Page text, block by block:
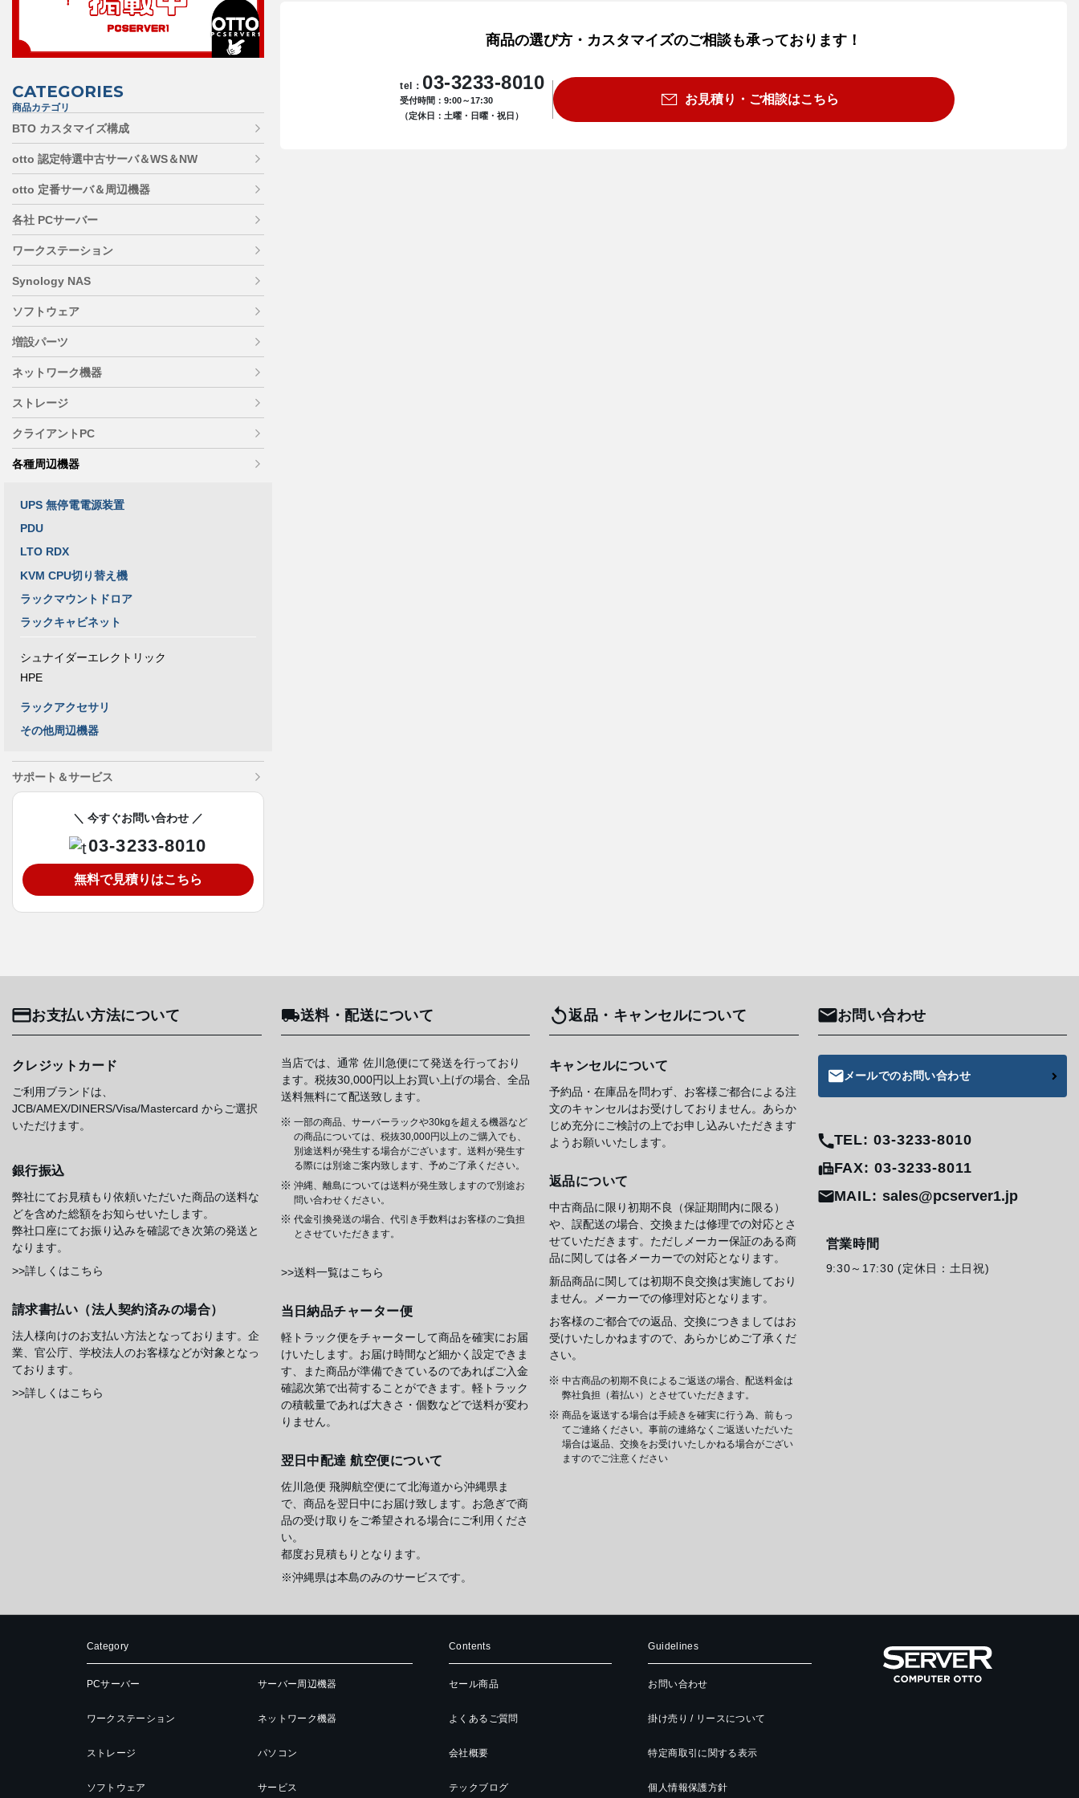
商品の選び方・カスタマイズのご相談も承っております！
tel： 03-3233-8010
受付時間：9:00～17:30
（定休日：土曜・日曜・祝日）
お見積り・ご相談はこちら
CATEGORIES
商品カテゴリ
BTO カスタマイズ構成
otto 認定特選中古サーバ＆WS＆NW
otto 定番サーバ＆周辺機器
各社 PCサーバー
ワークステーション
Synology NAS
ソフトウェア
増設パーツ
ネットワーク機器
ストレージ
クライアントPC
各種周辺機器
UPS 無停電電源装置
PDU
LTO RDX
KVM CPU切り替え機
ラックマウントドロア
ラックキャビネット
シュナイダーエレクトリック
HPE
ラックアクセサリ
その他周辺機器
サポート＆サービス
＼ 今すぐお問い合わせ ／
03-3233-8010
無料で見積りはこちら
お支払い方法について
クレジットカード
ご利用ブランドは、
JCB/AMEX/DINERS/Visa/Mastercard からご選択
いただけます。
銀行振込
弊社にてお見積もり依頼いただいた商品の送料な
どを含めた総額をお知らせいたします。
弊社口座にてお振り込みを確認でき次第の発送と
なります。
>>詳しくはこちら
請求書払い（法人契約済みの場合）
法人様向けのお支払い方法となっております。企
業、官公庁、学校法人のお客様などが対象となっ
ております。
>>詳しくはこちら
送料・配送について
当店では、通常 佐川急便にて発送を行っており
ます。税抜30,000円以上お買い上げの場合、全品
送料無料にて配送致します。
一部の商品、サーバーラックや30kgを超える機器など
の商品については、税抜30,000円以上のご購入でも、
別途送料が発生する場合がございます。送料が発生す
る際には別途ご案内致します、予めご了承ください。
沖縄、離島については送料が発生致しますので別途お
問い合わせください。
代金引換発送の場合、代引き手数料はお客様のご負担
とさせていただきます。
>>送料一覧はこちら
当日納品チャーター便
軽トラック便をチャーターして商品を確実にお届
けいたします。お届け時間など細かく設定できま
す、また商品が準備できているのであればご入金
確認次第で出荷することができます。軽トラック
の積載量であれば大きさ・個数などで送料が変わ
りません。
翌日中配達 航空便について
佐川急便 飛脚航空便にて北海道から沖縄県ま
で、商品を翌日中にお届け致します。お急ぎで商
品の受け取りをご希望される場合にご利用くださ
い。
都度お見積もりとなります。
※沖縄県は本島のみのサービスです。
返品・キャンセルについて
キャンセルについて
予約品・在庫品を問わず、お客様ご都合による注
文のキャンセルはお受けしておりません。あらか
じめ充分にご検討の上でお申し込みいただきます
ようお願いいたします。
返品について
中古商品に限り初期不良（保証期間内に限る）
や、誤配送の場合、交換または修理での対応とさ
せていただきます。ただしメーカー保証のある商
品に関しては各メーカーでの対応となります。
新品商品に関しては初期不良交換は実施しており
ません。メーカーでの修理対応となります。
お客様のご都合での返品、交換につきましてはお
受けいたしかねますので、あらかじめご了承くだ
さい。
中古商品の初期不良によるご返送の場合、配送料金は
弊社負担（着払い）とさせていただきます。
商品を返送する場合は手続きを確実に行う為、前もっ
てご連絡ください。事前の連絡なくご返送いただいた
場合は返品、交換をお受けいたしかねる場合がござい
ますのでご注意ください
お問い合わせ
メールでのお問い合わせ
TEL: 03-3233-8010
FAX: 03-3233-8011
MAIL: sales@pcserver1.jp
営業時間
9:30～17:30 (定休日：土日祝)
Category
PCサーバー
ワークステーション
ストレージ
ソフトウェア
サーバー周辺機器
ネットワーク機器
パソコン
サービス
Contents
セール商品
よくあるご質問
会社概要
テックブログ
Guidelines
お問い合わせ
掛け売り / リースについて
特定商取引に関する表示
個人情報保護方針